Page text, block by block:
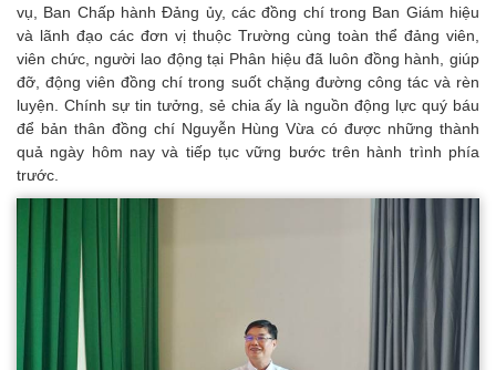
vụ, Ban Chấp hành Đảng ủy, các đồng chí trong Ban Giám hiệu
và lãnh đạo các đơn vị thuộc Trường cùng toàn thể đảng viên,
viên chức, người lao động tại Phân hiệu đã luôn đồng hành, giúp
đỡ, động viên đồng chí trong suốt chặng đường công tác và rèn
luyện. Chính sự tin tưởng, sẻ chia ấy là nguồn động lực quý báu
để bản thân đồng chí Nguyễn Hùng Vừa có được những thành
quả ngày hôm nay và tiếp tục vững bước trên hành trình phía
trước.